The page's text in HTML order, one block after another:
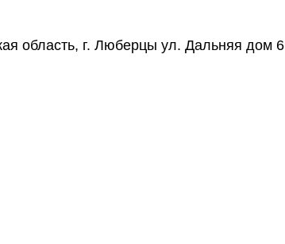
область, г. Люберцы ул. Дальняя дом 6